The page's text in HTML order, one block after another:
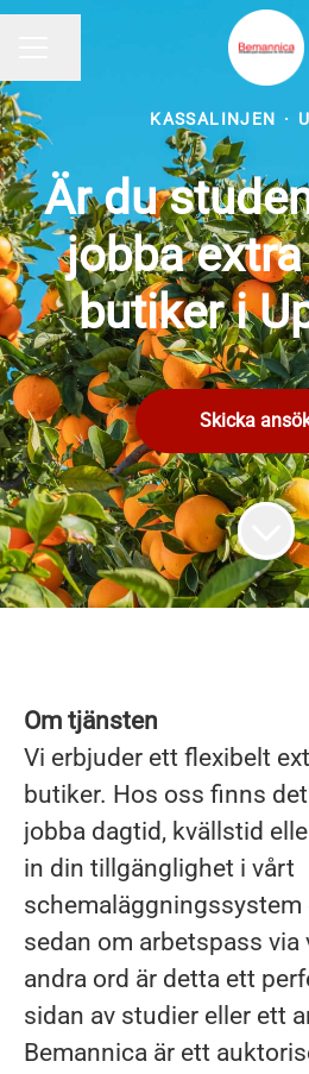
KASSALINJEN ·
Är du
jobba
butiker i
Skicka
Om tjänsten
Vi erbjuder ett flexibelt
butiker. Hos oss finns
jobba dagtid, kvällstid
in din tillgänglighet i vårt
sedan om arbetspass via
andra ord är detta ett
sidan av studier eller ett
Bemannica är ett